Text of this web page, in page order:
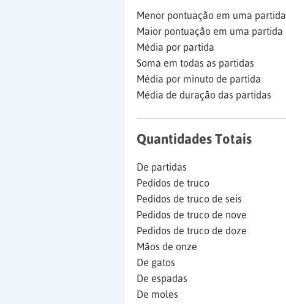
Menor pontuação em uma partida
Maior pontuação em uma partida
Média por partida
Soma em todas as partidas
Média por minuto de partida
Média de duração das partidas
Quantidades Totais
De partidas
Pedidos de truco
Pedidos de truco de seis
Pedidos de truco de nove
Pedidos de truco de doze
Mãos de onze
De gatos
De espadas
De moles